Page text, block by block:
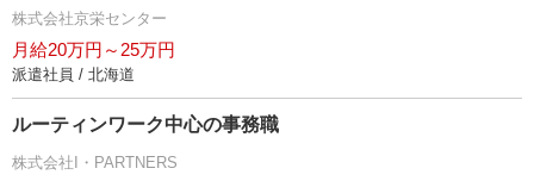
株式会社京栄センター
月給20万円～25万円
派遣社員 / 北海道
ルーティンワーク中心の事務職
株式会社I・PARTNERS